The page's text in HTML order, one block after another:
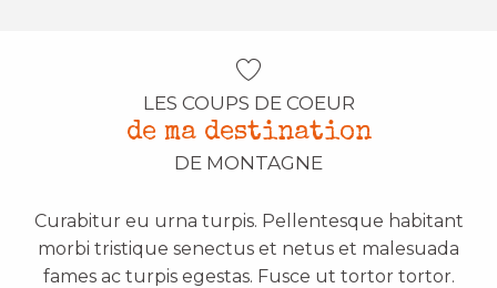
LES COUPS DE COEUR
de ma destination
DE MONTAGNE
Curabitur eu urna turpis. Pellentesque habitant
morbi tristique senectus et netus et malesuada
fames ac turpis egestas. Fusce ut tortor tortor.